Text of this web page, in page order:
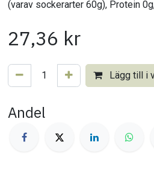
(varav sockerarter 60g), Protein
27,36 kr
Lägg till i
Andel